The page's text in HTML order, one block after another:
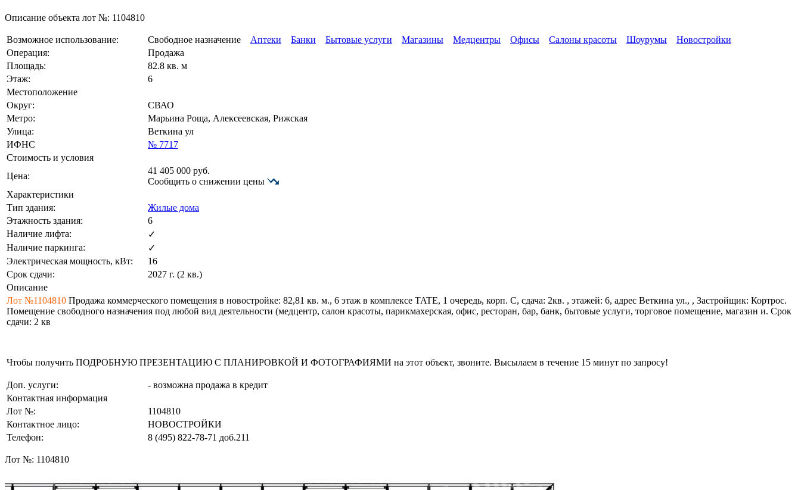
Описание объекта лот №: 1104810
Возможное использование: Свободное назначение Аптеки Банки Бытовые услуги Магазины Медцентры Офисы Салоны красоты Шоурумы
Новостройки
Операция:
Продажа
Площадь:
82.8 кв. м
Этаж:
6
Местоположение
Округ:
СВАО
Метро:
Марьина Роща, Алексеевская, Рижская
Улица:
Веткина ул
ИФНС
№ 7717
Стоимость и условия
Цена:
41 405 000 руб.
Сообщить о снижении цены
Характеристики
Тип здания:
Жилые дома
Этажность здания:
6
Наличие лифта:
✓
Наличие паркинга:
✓
Электрическая мощность, кВт:
16
Срок сдачи:
2027 г. (2 кв.)
Описание
Лот №1104810 Продажа коммерческого помещения в новостройке: 82,81 кв. м., 6 этаж в комплексе TATE, 1 очередь, корп. С, сдача: 2кв. , этажей: 6, адрес Веткина ул., , Застройщик: Кортрос.
Помещение свободного назначения под любой вид деятельности (медцентр, салон красоты, парикмахерская, офис, ресторан, бар, банк, бытовые услуги, торговое помещение, магазин и. Срок
сдачи: 2 кв
Чтобы получить ПОДРОБНУЮ ПРЕЗЕНТАЦИЮ С ПЛАНИРОВКОЙ И ФОТОГРАФИЯМИ на этот объект, звоните. Высылаем в течение 15 минут по запросу!
Доп. услуги:
- возможна продажа в кредит
Контактная информация
Лот №:
1104810
Контактное лицо:
НОВОСТРОЙКИ
Телефон:
8 (495) 822-78-71 доб.211
Лот №: 1104810